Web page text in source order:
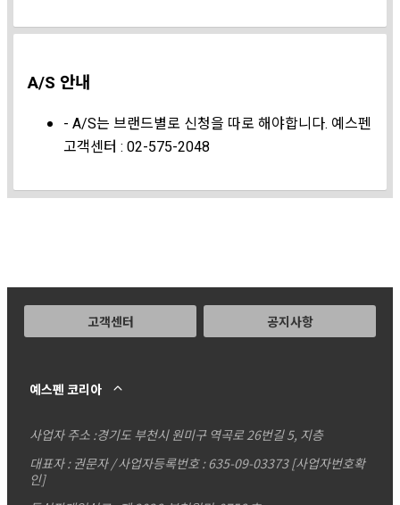
A/S 안내
- A/S는 브랜드별로 신청을 따로 해야합니다. 예스펜
고객센터 : 02-575-2048
고객센터 공지사항
예스펜 코리아
사업자 주소 :경기도 부천시 원미구 역곡로 26번길 5, 지층
대표자 : 권문자 / 사업자등록번호 : 635-09-03373[사업자번호확
인]